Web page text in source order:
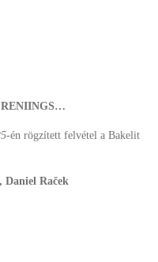
-én rögzített felvétel a Bakelit
Daniel Raček